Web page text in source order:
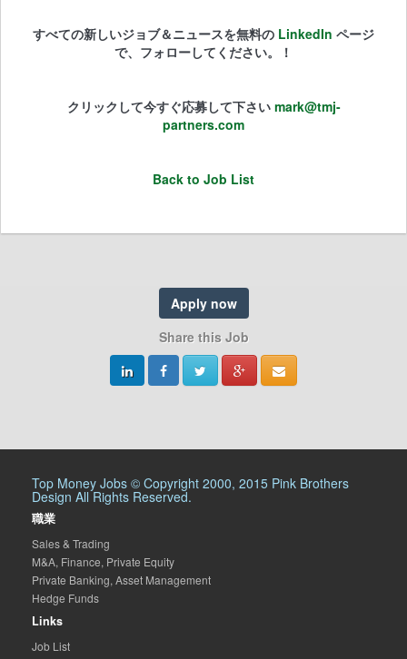
すべての新しいジョブ＆ニュースを無料の LinkedIn ページ
で、フォローしてください。！
クリックして今すぐ応募して下さい mark@tmj-
partners.com
Back to Job List
Apply now
Share this Job
Top Money Jobs © Copyright 2000, 2015 Pink Brothers
Design All Rights Reserved.
職業
Sales & Trading
M&A, Finance, Private Equity
Private Banking, Asset Management
Hedge Funds
Links
Job List